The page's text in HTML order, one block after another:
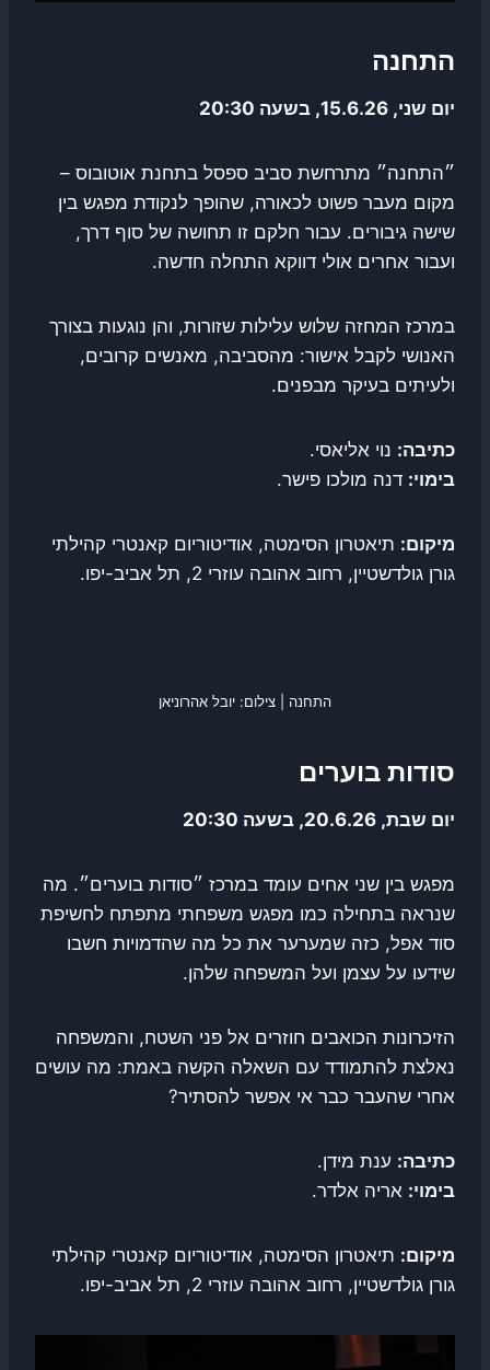
התחנה
יום שני, 15.6.26, בשעה 20:30
״התחנה״ מתרחשת סביב ספסל בתחנת אוטובוס –
מקום מעבר פשוט לכאורה, שהופך לנקודת מפגש בין
שישה גיבורים. עבור חלקם זו תחושה של סוף דרך,
ועבור אחרים אולי דווקא התחלה חדשה.
במרכז המחזה שלוש עלילות שזורות, והן נוגעות בצורך
האנושי לקבל אישור: מהסביבה, מאנשים קרובים,
ולעיתים בעיקר מבפנים.
כתיבה: נוי אליאסי.
בימוי: דנה מולכו פישר.
מיקום: תיאטרון הסימטה, אודיטוריום קאנטרי קהילתי
גורן גולדשטיין, רחוב אהובה עוזרי 2, תל אביב-יפו.
התחנה | צילום: יובל אהרוניאן
סודות בוערים
יום שבת, 20.6.26, בשעה 20:30
מפגש בין שני אחים עומד במרכז ״סודות בוערים״. מה
שנראה בתחילה כמו מפגש משפחתי מתפתח לחשיפת
סוד אפל, כזה שמערער את כל מה שהדמויות חשבו
שידעו על עצמן ועל המשפחה שלהן.
הזיכרונות הכואבים חוזרים אל פני השטח, והמשפחה
נאלצת להתמודד עם השאלה הקשה באמת: מה עושים
אחרי שהעבר כבר אי אפשר להסתיר?
כתיבה: ענת מידן.
בימוי: אריה אלדר.
מיקום: תיאטרון הסימטה, אודיטוריום קאנטרי קהילתי
גורן גולדשטיין, רחוב אהובה עוזרי 2, תל אביב-יפו.